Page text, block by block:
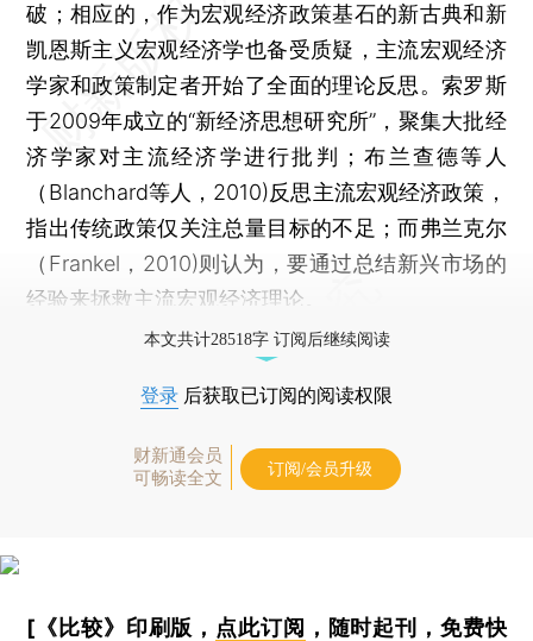
破；相应的，作为宏观经济政策基石的新古典和新
凯恩斯主义宏观经济学也备受质疑，主流宏观经济
学家和政策制定者开始了全面的理论反思。索罗斯
于2009年成立的“新经济思想研究所”，聚集大批经
济学家对主流经济学进行批判；布兰查德等人
（Blanchard等人，2010)反思主流宏观经济政策，
指出传统政策仅关注总量目标的不足；而弗兰克尔
（Frankel，2010)则认为，要通过总结新兴市场的
经验来拯救主流宏观经济理论。
本文共计28518字 订阅后继续阅读
登录 后获取已订阅的阅读权限
财新通会员
可畅读全文
订阅/会员升级
[《比较》印刷版， 点此订阅 ，随时起刊，免费快